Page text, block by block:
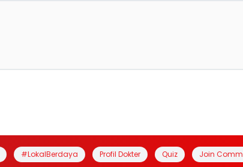
#LokalBerdaya Profil Dokter Quiz Join